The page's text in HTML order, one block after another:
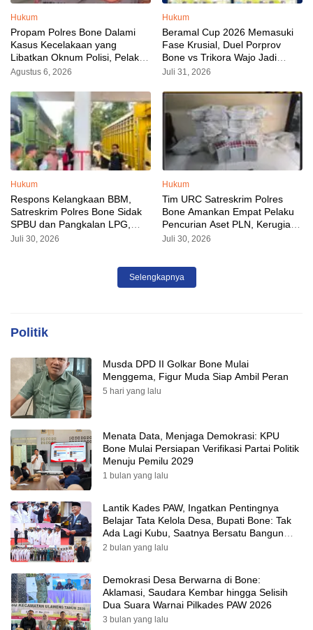
Hukum
Propam Polres Bone Dalami
Kasus Kecelakaan yang
Libatkan Oknum Polisi, Pelaku
Sudah Diamankan
Agustus 6, 2026
Hukum
Beramal Cup 2026 Memasuki
Fase Krusial, Duel Porprov
Bone vs Trikora Wajo Jadi
Sorotan Malam Ini
Juli 31, 2026
Hukum
Respons Kelangkaan BBM,
Satreskrim Polres Bone Sidak
SPBU dan Pangkalan LPG,
AKP Alvin Aji Imbau Pengelola
Juli 30, 2026
Hukum
Tim URC Satreskrim Polres
Bone Amankan Empat Pelaku
Pencurian Aset PLN, Kerugian
Ditaksir Capai Rp 3 Milyar
Juli 30, 2026
Selengkapnya
Politik
Musda DPD II Golkar Bone Mulai
Menggema, Figur Muda Siap Ambil Peran
5 hari yang lalu
Menata Data, Menjaga Demokrasi: KPU
Bone Mulai Persiapan Verifikasi Partai Politik
Menuju Pemilu 2029
1 bulan yang lalu
Lantik Kades PAW, Ingatkan Pentingnya
Belajar Tata Kelola Desa, Bupati Bone: Tak
Ada Lagi Kubu, Saatnya Bersatu Bangun
Desa
2 bulan yang lalu
Demokrasi Desa Berwarna di Bone:
Aklamasi, Saudara Kembar hingga Selisih
Dua Suara Warnai Pilkades PAW 2026
3 bulan yang lalu